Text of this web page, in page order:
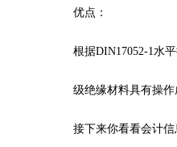
优点：
根据DIN17052-1水
级绝缘材料具有操作
接下来你看看会计信